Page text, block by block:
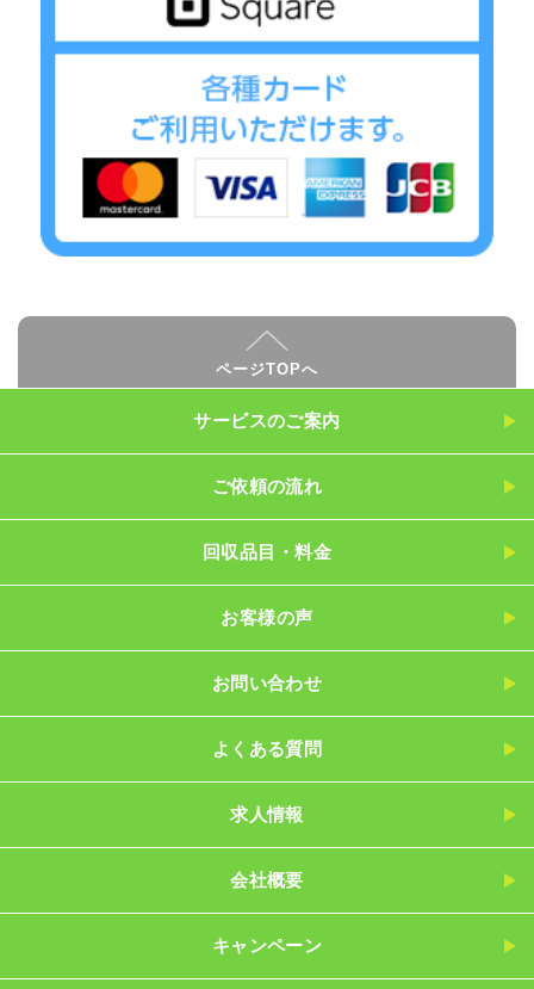
ページTOPへ
サービスのご案内
ご依頼の流れ
回収品目・料金
お客様の声
お問い合わせ
よくある質問
求人情報
会社概要
キャンペーン